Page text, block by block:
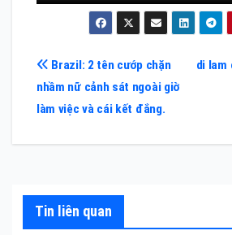
Điều
hướng
bài
di lam
Brazil: 2 tên cướp chặn
nhầm nữ cảnh sát ngoài giờ
làm việc và cái kết đắng.
Tin liên quan